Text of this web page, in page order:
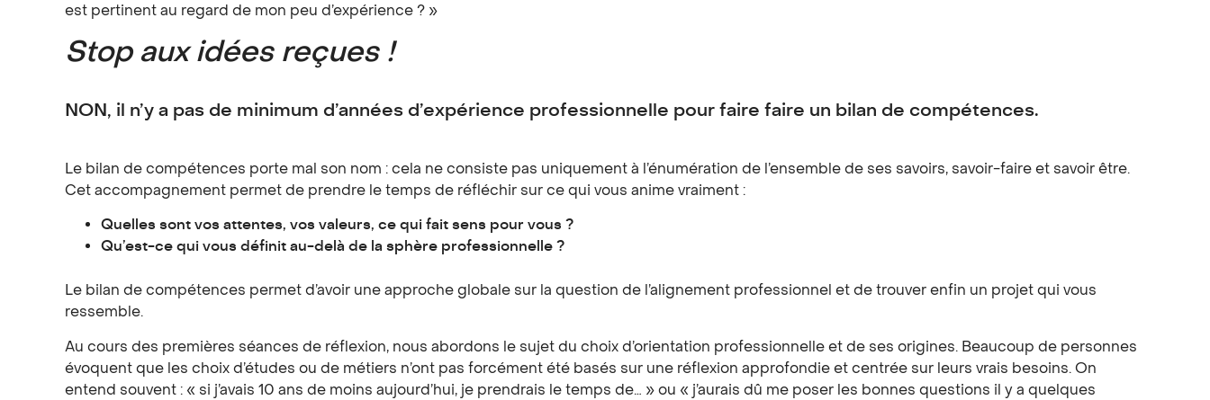
est pertinent au regard de mon peu d’expérience ? »
Stop aux idées reçues !
NON, il n’y a pas de minimum d’années d’expérience professionnelle pour faire faire un bilan de compétences.
Le bilan de compétences porte mal son nom : cela ne consiste pas uniquement à l’énumération de l’ensemble de ses savoirs, savoir-faire et savoir être.
Cet accompagnement permet de prendre le temps de réfléchir sur ce qui vous anime vraiment :
Quelles sont vos attentes, vos valeurs, ce qui fait sens pour vous ?
Qu’est-ce qui vous définit au-delà de la sphère professionnelle ?
Le bilan de compétences permet d’avoir une approche globale sur la question de l’alignement professionnel et de trouver enfin un projet qui vous
ressemble.
Au cours des premières séances de réflexion, nous abordons le sujet du choix d’orientation professionnelle et de ses origines. Beaucoup de personnes
évoquent que les choix d’études ou de métiers n’ont pas forcément été basés sur une réflexion approfondie et centrée sur leurs vrais besoins. On
entend souvent : « si j’avais 10 ans de moins aujourd’hui, je prendrais le temps de… » ou « j’aurais dû me poser les bonnes questions il y a quelques